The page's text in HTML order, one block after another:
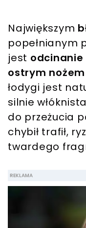
Największym
popełnianym
jest
ostrym
łodygi jest
silnie
do przeżucia
chybił trafił,
twardego